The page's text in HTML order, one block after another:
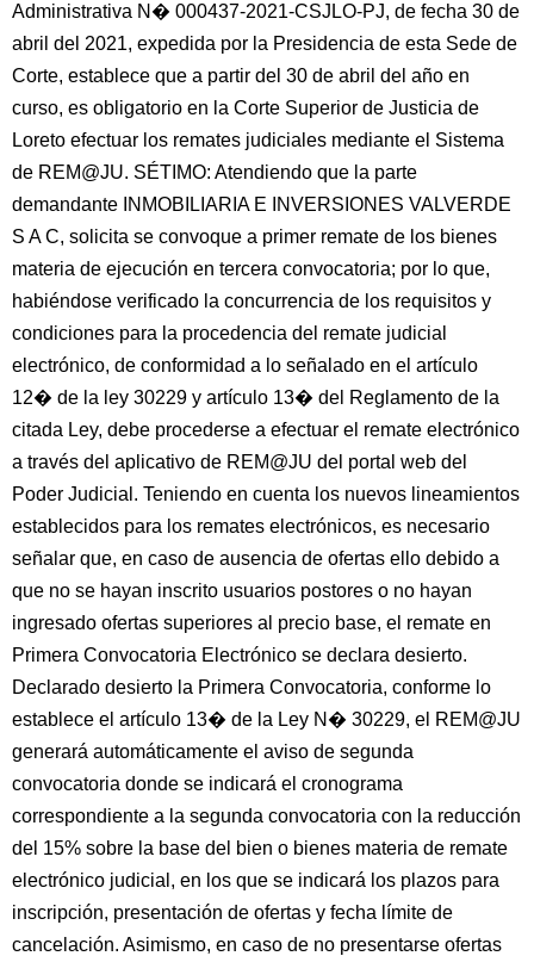
Administrativa N� 000437-2021-CSJLO-PJ, de fecha 30 de
abril del 2021, expedida por la Presidencia de esta Sede de
Corte, establece que a partir del 30 de abril del año en
curso, es obligatorio en la Corte Superior de Justicia de
Loreto efectuar los remates judiciales mediante el Sistema
de REM@JU. SÉTIMO: Atendiendo que la parte
demandante INMOBILIARIA E INVERSIONES VALVERDE
S A C, solicita se convoque a primer remate de los bienes
materia de ejecución en tercera convocatoria; por lo que,
habiéndose verificado la concurrencia de los requisitos y
condiciones para la procedencia del remate judicial
electrónico, de conformidad a lo señalado en el artículo
12� de la ley 30229 y artículo 13� del Reglamento de la
citada Ley, debe procederse a efectuar el remate electrónico
a través del aplicativo de REM@JU del portal web del
Poder Judicial. Teniendo en cuenta los nuevos lineamientos
establecidos para los remates electrónicos, es necesario
señalar que, en caso de ausencia de ofertas ello debido a
que no se hayan inscrito usuarios postores o no hayan
ingresado ofertas superiores al precio base, el remate en
Primera Convocatoria Electrónico se declara desierto.
Declarado desierto la Primera Convocatoria, conforme lo
establece el artículo 13� de la Ley N� 30229, el REM@JU
generará automáticamente el aviso de segunda
convocatoria donde se indicará el cronograma
correspondiente a la segunda convocatoria con la reducción
del 15% sobre la base del bien o bienes materia de remate
electrónico judicial, en los que se indicará los plazos para
inscripción, presentación de ofertas y fecha límite de
cancelación. Asimismo, en caso de no presentarse ofertas